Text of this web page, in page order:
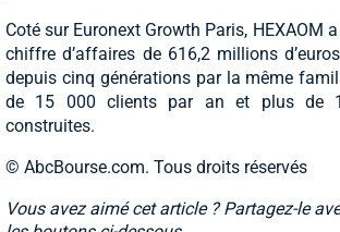
Coté sur Euronext Growth Paris, HEXAOM
chiffre d’affaires de 616,2 millions
depuis cinq générations par la même
de 15 000 clients par an et plus de
construites.
© AbcBourse.com. Tous droits réservés
Vous avez aimé cet article ? Partagez-le